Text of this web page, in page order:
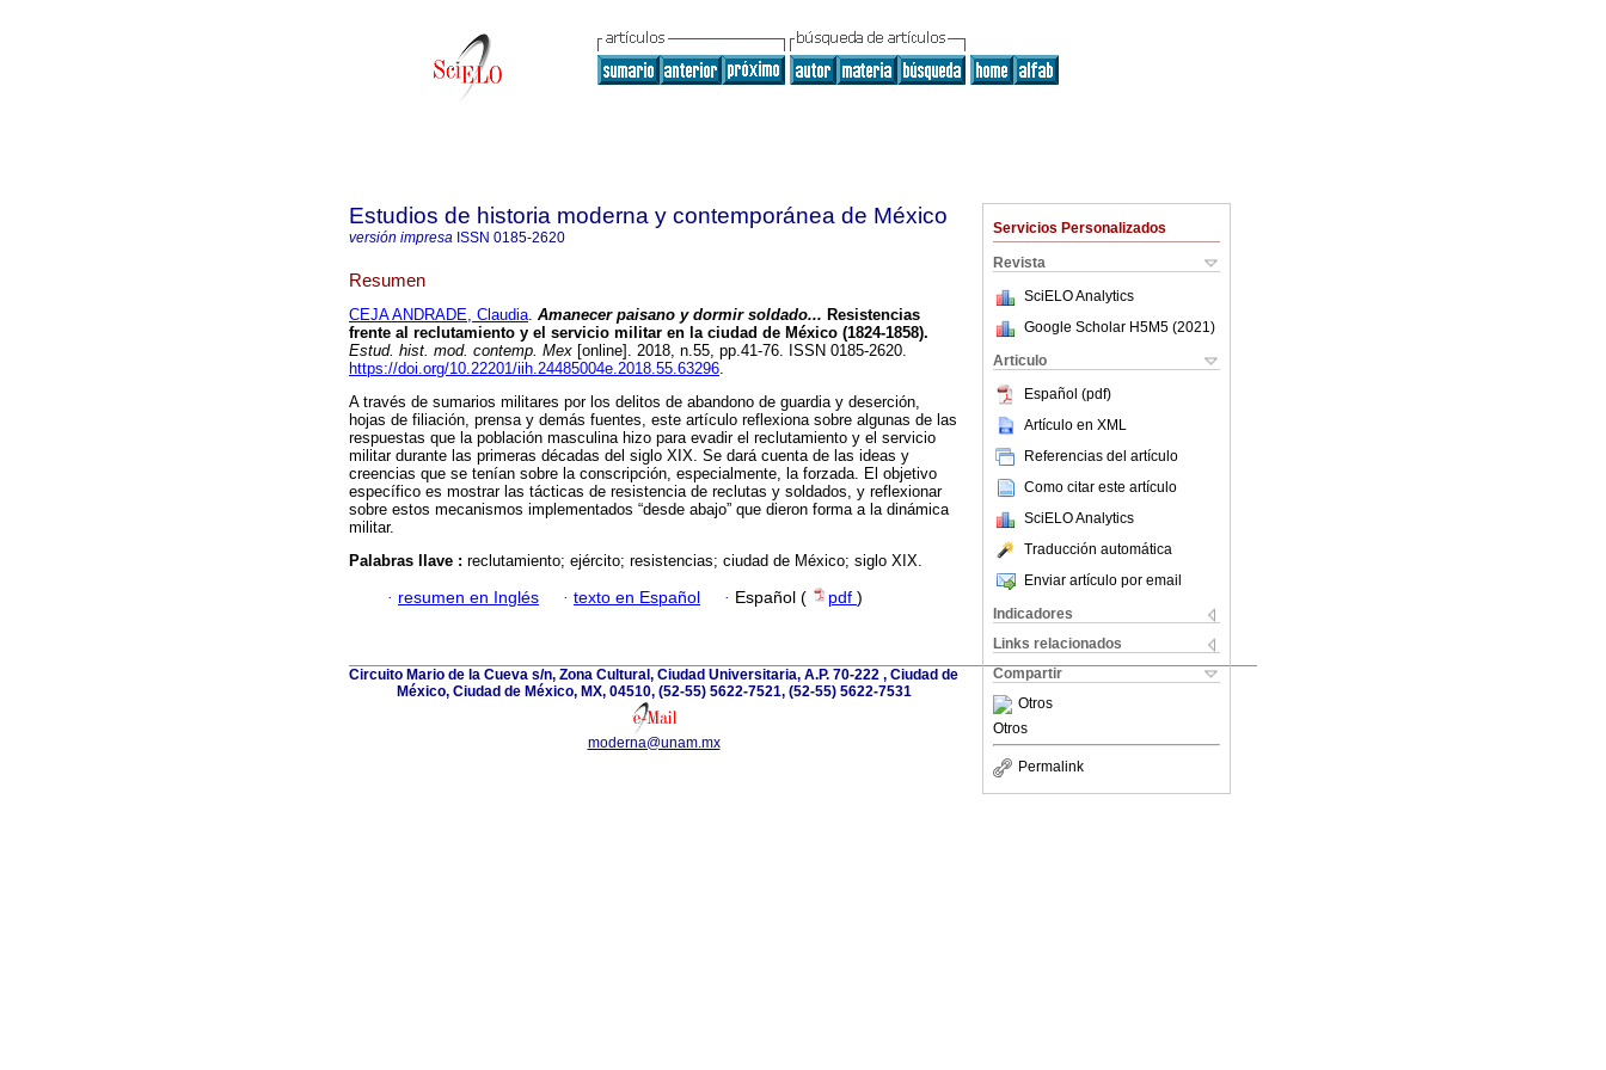
Servicios Personalizados
Revista
SciELO Analytics
Google Scholar H5M5 (2021 )
Articulo
Español (pdf)
Artículo en XML
Referencias del artículo
Como citar este artículo
SciELO Analytics
Traducción automática
Enviar artículo por email
Indicadores
Links relacionados
Compartir
Otros
Otros
Permalink
Estudios de historia moderna y contemporánea de México
versión impresa ISSN 0185-2620
Resumen
CEJA ANDRADE, Claudia. Amanecer paisano y dormir soldado... Resistencias
frente al reclutamiento y el servicio militar en la ciudad de México (1824-1858).
Estud. hist. mod. contemp. Mex [online]. 2018, n.55, pp.41-76. ISSN 0185-2620.
https://doi.org/10.22201/iih.24485004e.2018.55.63296.
A través de sumarios militares por los delitos de abandono de guardia y deserción,
hojas de filiación, prensa y demás fuentes, este artículo reflexiona sobre algunas de las
respuestas que la población masculina hizo para evadir el reclutamiento y el servicio
militar durante las primeras décadas del siglo XIX. Se dará cuenta de las ideas y
creencias que se tenían sobre la conscripción, especialmente, la forzada. El objetivo
específico es mostrar las tácticas de resistencia de reclutas y soldados, y reflexionar
sobre estos mecanismos implementados “desde abajo” que dieron forma a la dinámica
militar.
Palabras llave : reclutamiento; ejército; resistencias; ciudad de México; siglo XIX.
· resumen en Inglés · texto en Español · Español ( pdf )
Circuito Mario de la Cueva s/n, Zona Cultural, Ciudad Universitaria, A.P. 70-222 , Ciudad de
México, Ciudad de México, MX, 04510, (52-55) 5622-7521, (52-55) 5622-7531
moderna@unam.mx